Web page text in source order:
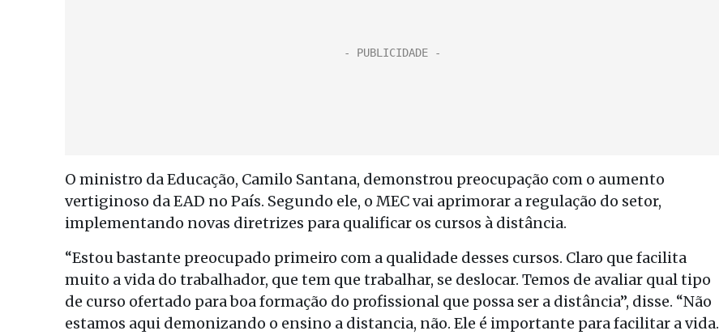
O ministro da Educação, Camilo Santana, demonstrou preocupação com o aumento
vertiginoso da EAD no País. Segundo ele, o MEC vai aprimorar a regulação do setor,
implementando novas diretrizes para qualificar os cursos à distância.
“Estou bastante preocupado primeiro com a qualidade desses cursos. Claro que facilita
muito a vida do trabalhador, que tem que trabalhar, se deslocar. Temos de avaliar qual tipo
de curso ofertado para boa formação do profissional que possa ser a distância”, disse. “Não
estamos aqui demonizando o ensino a distancia, não. Ele é importante para facilitar a vida.